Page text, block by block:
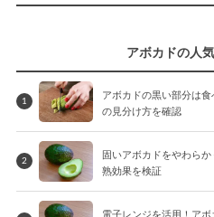
アボカドの人
1
アボカドの黒い部分は
の見分け方を確認
2
固いアボカドをやわら
熟効果を検証
電子レンジを活用！ア